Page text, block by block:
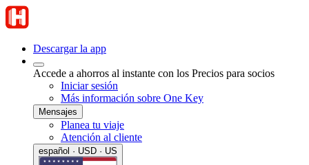
Descargar la app
Accede a ahorros al instante con los Precios para socios
Iniciar sesión
Más información sobre One Key
Mensajes
Planea tu viaje
Atención al cliente
español · USD · US